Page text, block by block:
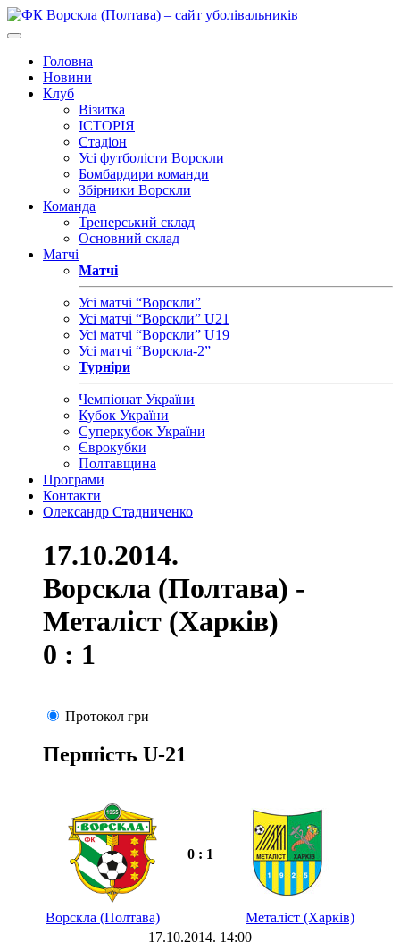
Головна
Новини
Клуб
Візитка
ІСТОРІЯ
Стадіон
Усі футболісти Ворскли
Бомбардири команди
Збірники Ворскли
Команда
Тренерський склад
Основний склад
Матчі
Матчі
Усі матчі “Ворскли”
Усі матчі “Ворскли” U21
Усі матчі “Ворскли” U19
Усі матчі “Ворскла-2”
Турніри
Чемпіонат України
Кубок України
Суперкубок України
Єврокубки
Полтавщина
Програми
Контакти
Олександр Стадниченко
17.10.2014.
Ворскла (Полтава) -
Металіст (Харків)
0 : 1
Протокол гри
Першість U-21
0 : 1
Ворскла (Полтава)
Металіст (Харків)
17.10.2014. 14:00